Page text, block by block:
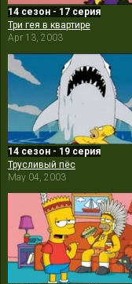
14 сезон - 17 серия
Три гея в квартире
Apr 13, 2003
14 сезон - 19 серия
Трусливый пёс
May 04, 2003